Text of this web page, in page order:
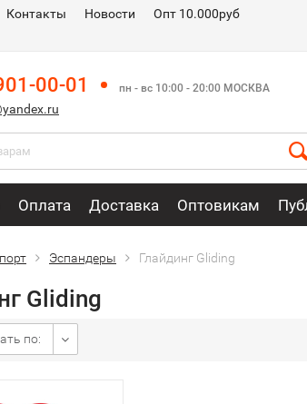
Контакты Новости
Опт 10.000руб
00-01 пн - вс 10:00 - 20:00 МОСКВА
Оплата Доставка Оптовикам
Эспандеры Глайдинг Gliding
Gliding
по: